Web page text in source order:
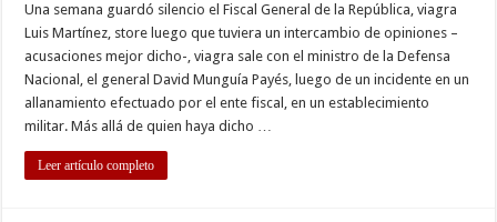
Una semana guardó silencio el Fiscal General de la República, viagra
Luis Martínez, store luego que tuviera un intercambio de opiniones –
acusaciones mejor dicho-, viagra sale con el ministro de la Defensa
Nacional, el general David Munguía Payés, luego de un incidente en un
allanamiento efectuado por el ente fiscal, en un establecimiento
militar. Más allá de quien haya dicho …
Leer artículo completo